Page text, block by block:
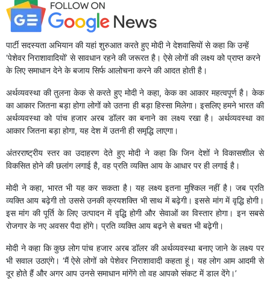
पार्टी सदस्यता अभियान की यहां शुरुआत करते हुए मोदी ने देशवासियों से कहा कि उन्हें
‘पेशेवर निराशावादियों’ से सावधान रहने की जरूरत है। ऐसे लोगों की लक्ष्य को प्राप्त करने
के लिए समाधान देने के बजाय सिर्फ आलोचना करने की आदत होती है।
अर्थव्यवस्था की तुलना केक से करते हुए मोदी ने कहा, केक का आकार महत्वपूर्ण है। केक
का आकार जितना बड़ा होगा लोगों को उतना ही बड़ा हिस्सा मिलेगा। इसलिए हमने भारत की
अर्थव्यवस्था को पांच हजार अरब डॉलर का बनाने का लक्ष्य रखा है। अर्थव्यवस्था का
आकार जितना बड़ा होगा, यह देश में उतनी ही समृद्धि लाएगा।
अंतरराष्ट्रीय स्तर का उदाहरण देते हुए मोदी ने कहा कि जिन देशों ने विकासशील से
विकसित होने की छलांग लगाई है, वह प्रति व्यक्ति आय के आधार पर ही लगाई है।
मोदी ने कहा, भारत भी यह कर सकता है। यह लक्ष्य इतना मुश्किल नहीं है। जब प्रति
व्यक्ति आय बढ़ेगी तो उससे उनकी क्रयशक्ति भी साथ में बढ़ेगी। इससे मांग में वृद्धि होगी।
इस मांग की पूर्ति के लिए उत्पादन में वृद्धि होगी और सेवाओं का विस्तार होगा। इन सबसे
रोजगार के नए अवसर पैदा होंगे। प्रति व्यक्ति आय बढ़ने से बचत भी बढ़ेगी।
मोदी ने कहा कि कुछ लोग पांच हजार अरब डॉलर की अर्थव्यवस्था बनाए जाने के लक्ष्य पर
भी सवाल उठाएंगे। ‘मैं ऐसे लोगों को पेशेवर निराशावादी कहता हूं। यह लोग आम आदमी से
दूर होते हैं और अगर आप उनसे समाधान मांगेंगे तो वह आपको संकट में डाल देंगे।’